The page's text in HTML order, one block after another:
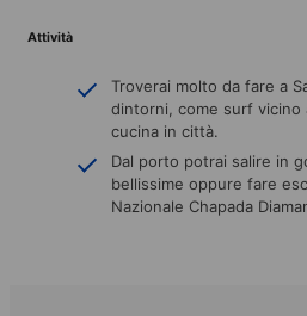
Attività
Troverai molto da fare a
dintorni, come surf vicino
cucina in città.
Dal porto potrai salire in
bellissime oppure fare
Nazionale Chapada